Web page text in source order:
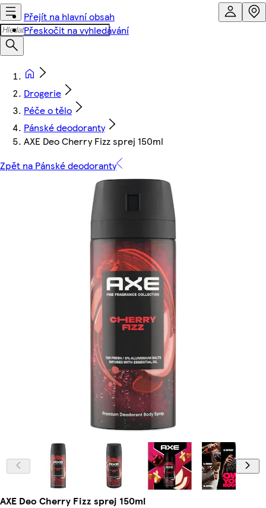
Přejít na hlavní obsah
Přeskočit na vyhledávání
Drogerie
Péče o tělo
Pánské deodoranty
AXE Deo Cherry Fizz sprej 150ml
Zpět na Pánské deodoranty
AXE Deo Cherry Fizz sprej 150ml